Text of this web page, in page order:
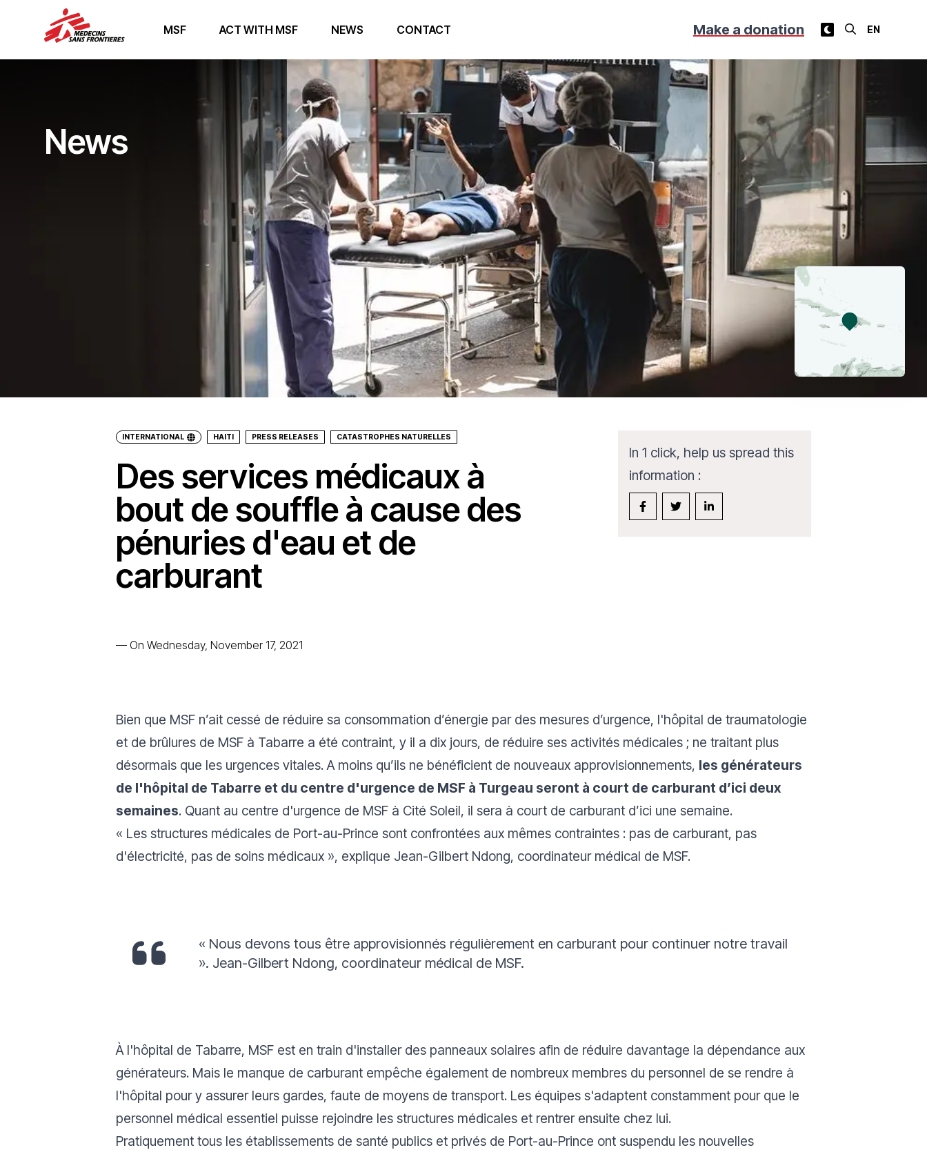
MSF ACT WITH MSF NEWS CONTACT Make a donation
News
INTERNATIONAL HAITI PRESS RELEASES CATASTROPHES NATURELLES
Des services médicaux à
bout de souffle à cause des
pénuries d'eau et de
carburant
— On Wednesday, November 17, 2021
In 1 click, help us spread this
information :
Bien que MSF n’ait cessé de réduire sa consommation d’énergie par des mesures d’urgence, l'hôpital de traumatologie
et de brûlures de MSF à Tabarre a été contraint, y il a dix jours, de réduire ses activités médicales ; ne traitant plus
désormais que les urgences vitales. A moins qu’ils ne bénéficient de nouveaux approvisionnements, les générateurs
de l'hôpital de Tabarre et du centre d'urgence de MSF à Turgeau seront à court de carburant d’ici deux
semaines. Quant au centre d'urgence de MSF à Cité Soleil, il sera à court de carburant d’ici une semaine.
« Les structures médicales de Port-au-Prince sont confrontées aux mêmes contraintes : pas de carburant, pas
d'électricité, pas de soins médicaux », explique Jean-Gilbert Ndong, coordinateur médical de MSF.
« Nous devons tous être approvisionnés régulièrement en carburant pour continuer notre travail
». Jean-Gilbert Ndong, coordinateur médical de MSF.
À l'hôpital de Tabarre, MSF est en train d'installer des panneaux solaires afin de réduire davantage la dépendance aux
générateurs. Mais le manque de carburant empêche également de nombreux membres du personnel de se rendre à
l'hôpital pour y assurer leurs gardes, faute de moyens de transport. Les équipes s'adaptent constamment pour que le
personnel médical essentiel puisse rejoindre les structures médicales et rentrer ensuite chez lui.
Pratiquement tous les établissements de santé publics et privés de Port-au-Prince ont suspendu les nouvelles